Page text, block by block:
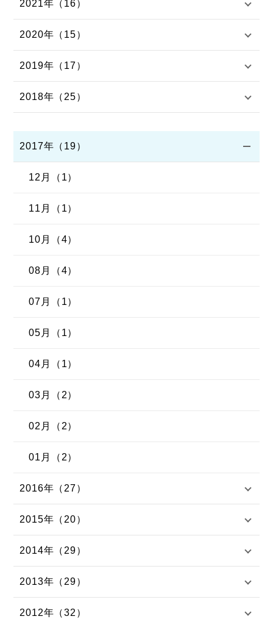
2021年（16）
2020年（15）
2019年（17）
2018年（25）
2017年（19）
12月（1）
11月（1）
10月（4）
08月（4）
07月（1）
05月（1）
04月（1）
03月（2）
02月（2）
01月（2）
2016年（27）
2015年（20）
2014年（29）
2013年（29）
2012年（32）